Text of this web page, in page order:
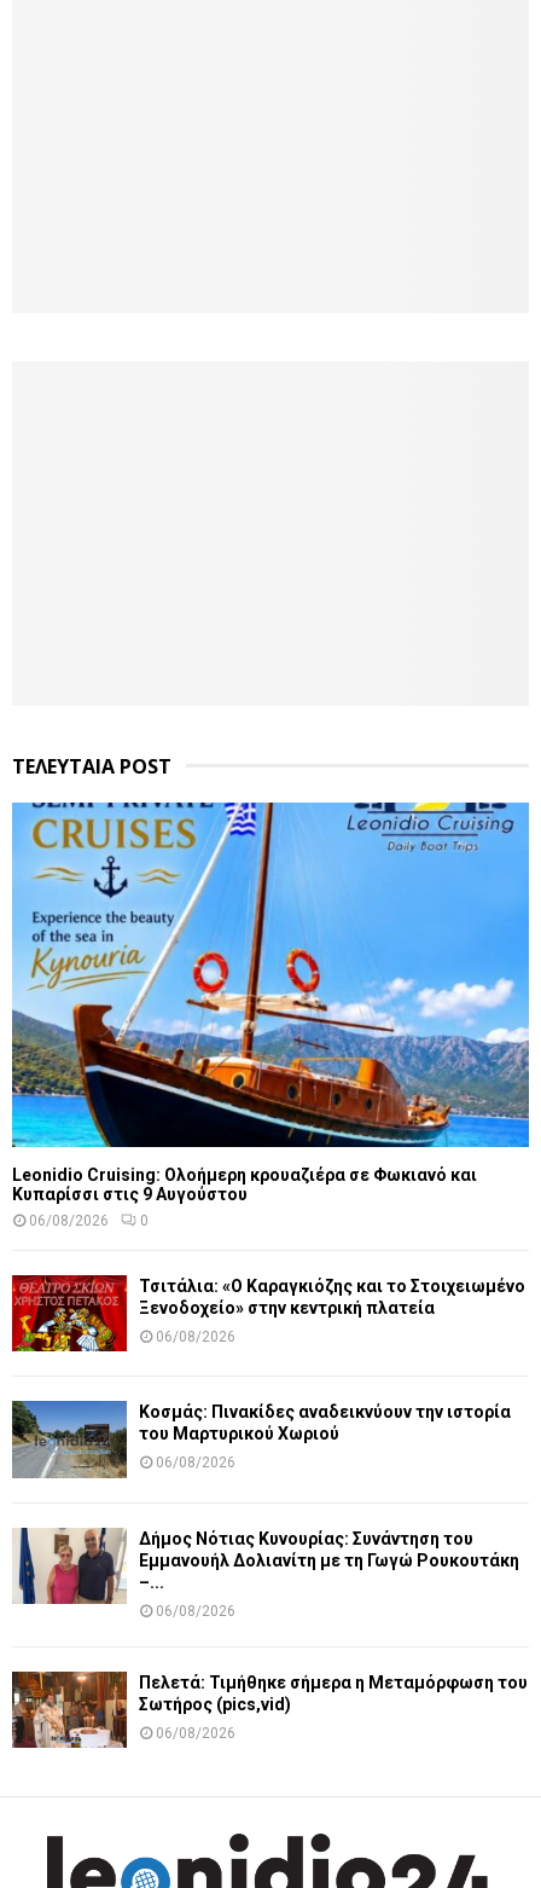
ΤΕΛΕΥΤΑΙΑ POST
Leonidio Cruising: Ολοήμερη κρουαζιέρα σε Φωκιανό και
Κυπαρίσσι στις 9 Αυγούστου
06/08/2026 0
Τσιτάλια: «Ο Καραγκιόζης και το Στοιχειωμένο
Ξενοδοχείο» στην κεντρική πλατεία
06/08/2026
Κοσμάς: Πινακίδες αναδεικνύουν την ιστορία
του Μαρτυρικού Χωριού
06/08/2026
Δήμος Νότιας Κυνουρίας: Συνάντηση του
Εμμανουήλ Δολιανίτη με τη Γωγώ Ρουκουτάκη
–...
06/08/2026
Πελετά: Τιμήθηκε σήμερα η Μεταμόρφωση του
Σωτήρος (pics,vid)
06/08/2026